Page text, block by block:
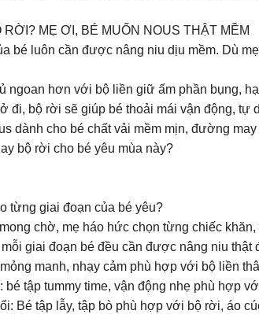
RỜI? MẸ ƠI, BÉ MUỐN NOUS THẬT MỀM
bé luôn cần được nâng niu dịu mềm. Dù
ngoan hơn với bộ liền giữ ấm phần bụng,
đi, bộ rời sẽ giúp bé thoải mái vận động, tự
dành cho bé chất vải mềm mịn, đường
bộ rời cho bé yêu mùa này?
từng giai đoạn của bé yêu?
chờ, mẹ háo hức chọn từng chiếc
giai đoạn bé đều cần được nâng niu thật
manh, nhạy cảm phù hợp với bộ liền
bé tập tummy time, vận động nhẹ phù hợp
Bé tập lẫy, tập bò phù hợp với bộ rời, áo